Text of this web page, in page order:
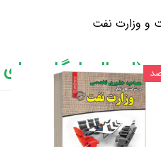
و وزارت نفت
های بالای 5